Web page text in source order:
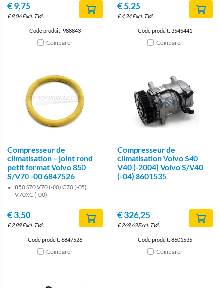
€9,75
€8,06 Excl. TVA
Code produit: 988843
Comparer
€5,25
€4,34 Excl. TVA
Code produit: 3545441
Comparer
Compresseur de
climatisation – joint rond
petit format Volvo 850
S/V70 -00 6847526
850 S70 V70 (-00) C70 (-05)
V70XC (-00)
€3,50
€2,89 Excl. TVA
Code produit: 6847526
Comparer
Compresseur de
climatisation Volvo S40
V40 (-2004) Volvo S/V40
(-04) 8601535
€326,25
€269,63 Excl. TVA
Code produit: 8601535
Comparer